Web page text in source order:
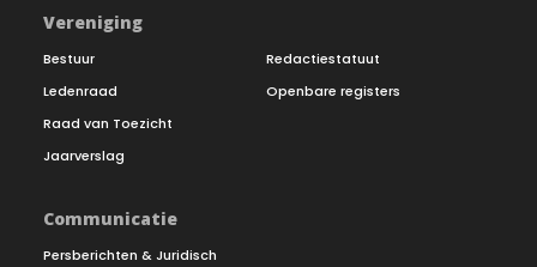
Vereniging
Bestuur
Ledenraad
Raad van Toezicht
Jaarverslag
Redactiestatuut
Openbare registers
Communicatie
Persberichten & Juridisch